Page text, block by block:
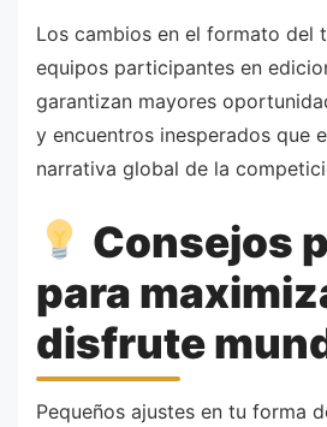
Los cambios en el formato del
equipos participantes en
garantizan mayores
y encuentros inesperados que
narrativa global de la
Consejos
para
disfrute
Pequeños ajustes en tu forma